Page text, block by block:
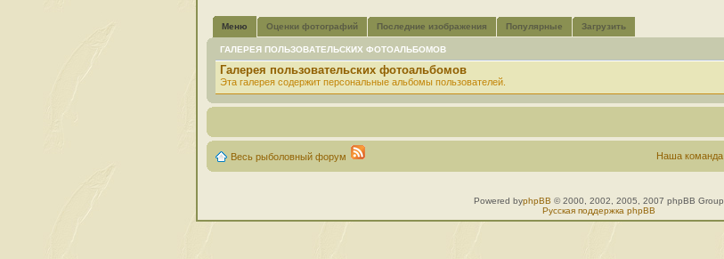
Меню Оценки фотографий Последние изображения Популярные Загрузить
ГАЛЕРЕЯ ПОЛЬЗОВАТЕЛЬСКИХ ФОТОАЛЬБОМОВ
Галерея пользовательских фотоальбомов
Эта галерея содержит персональные альбомы пользователей.
Весь рыболовный форум Наша команда
Powered byphpBB © 2000, 2002, 2005, 2007 phpBB Group
Русская поддержка phpBB